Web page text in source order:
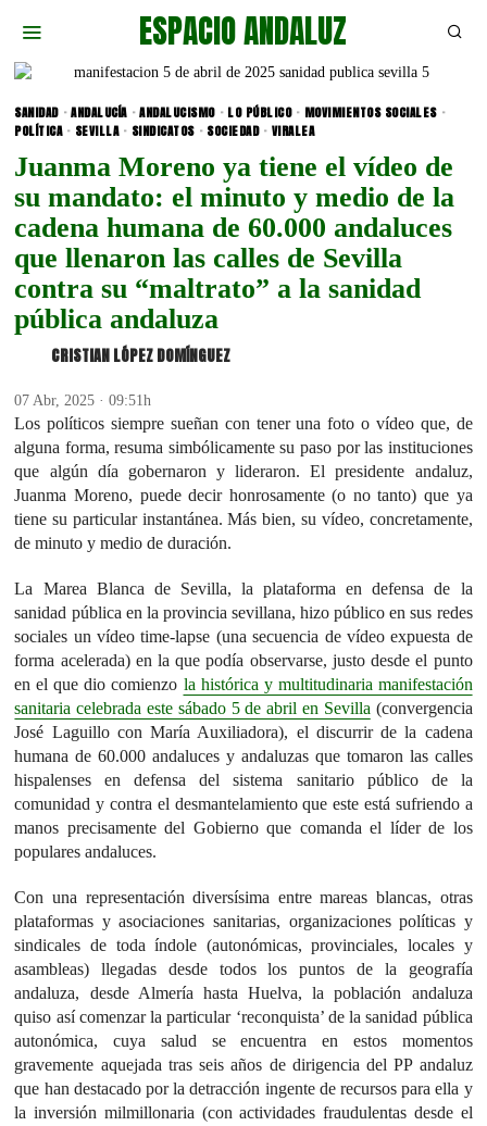
ESPACIO ANDALUZ
SANIDAD · ANDALUCÍA · ANDALUCISMO · LO PÚBLICO · MOVIMIENTOS SOCIALES ·
POLÍTICA · SEVILLA · SINDICATOS · SOCIEDAD · VIRALEA
Juanma Moreno ya tiene el vídeo de
su mandato: el minuto y medio de la
cadena humana de 60.000 andaluces
que llenaron las calles de Sevilla
contra su “maltrato” a la sanidad
pública andaluza
CRISTIAN LÓPEZ DOMÍNGUEZ
07 Abr, 2025 · 09:51h
Los políticos siempre sueñan con tener una foto o vídeo que, de
alguna forma, resuma simbólicamente su paso por las instituciones
que algún día gobernaron y lideraron. El presidente andaluz,
Juanma Moreno, puede decir honrosamente (o no tanto) que ya
tiene su particular instantánea. Más bien, su vídeo, concretamente,
de minuto y medio de duración.
La Marea Blanca de Sevilla, la plataforma en defensa de la
sanidad pública en la provincia sevillana, hizo público en sus redes
sociales un vídeo time-lapse (una secuencia de vídeo expuesta de
forma acelerada) en la que podía observarse, justo desde el punto
en el que dio comienzo la histórica y multitudinaria manifestación
sanitaria celebrada este sábado 5 de abril en Sevilla (convergencia
José Laguillo con María Auxiliadora), el discurrir de la cadena
humana de 60.000 andaluces y andaluzas que tomaron las calles
hispalenses en defensa del sistema sanitario público de la
comunidad y contra el desmantelamiento que este está sufriendo a
manos precisamente del Gobierno que comanda el líder de los
populares andaluces.
Con una representación diversísima entre mareas blancas, otras
plataformas y asociaciones sanitarias, organizaciones políticas y
sindicales de toda índole (autonómicas, provinciales, locales y
asambleas) llegadas desde todos los puntos de la geografía
andaluza, desde Almería hasta Huelva, la población andaluza
quiso así comenzar la particular ‘reconquista’ de la sanidad pública
autonómica, cuya salud se encuentra en estos momentos
gravemente aquejada tras seis años de dirigencia del PP andaluz
que han destacado por la detracción ingente de recursos para ella y
la inversión milmillonaria (con actividades fraudulentas desde el